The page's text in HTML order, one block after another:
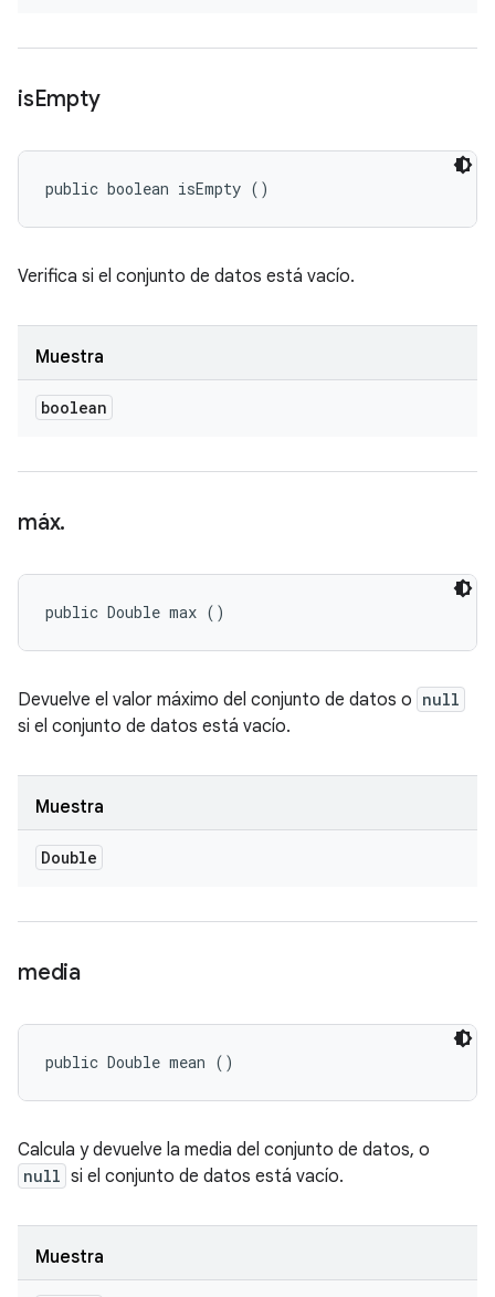
isEmpty
public boolean isEmpty ()
Verifica si el conjunto de datos está vacío.
Muestra
boolean
máx.
public Double max ()
Devuelve el valor máximo del conjunto de datos o null
si el conjunto de datos está vacío.
Muestra
Double
media
public Double mean ()
Calcula y devuelve la media del conjunto de datos, o
null si el conjunto de datos está vacío.
Muestra